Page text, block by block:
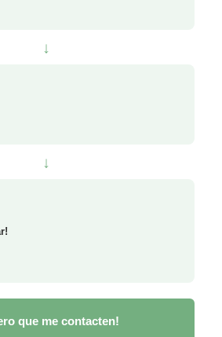
↓
↓
que me contacten!